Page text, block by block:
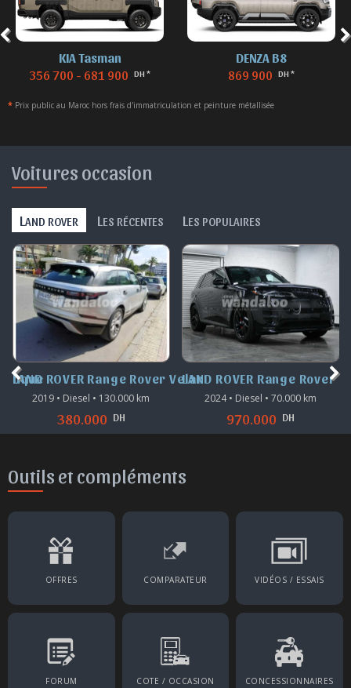
KIA Tasman
356 700 - 681 900 DH *
DENZA B8
869 900 DH *
* Prix public au Maroc hors frais d'immatriculation et peinture métallisée
Voitures occasion
LAND ROVER L ES RÉCENTES L ES POPULAIRES
LAND ROVER Range Rover Velar
2019 • Diesel • 130.000 km
380.000 DH
LAND ROVER Range Rover
2024 • Diesel • 70.000 km
970.000 DH
Outils et compléments
OFFRES COMPARATEUR VIDÉOS / ESSAIS
FORUM COTE / OCCASION CONCESSIONNAIRES